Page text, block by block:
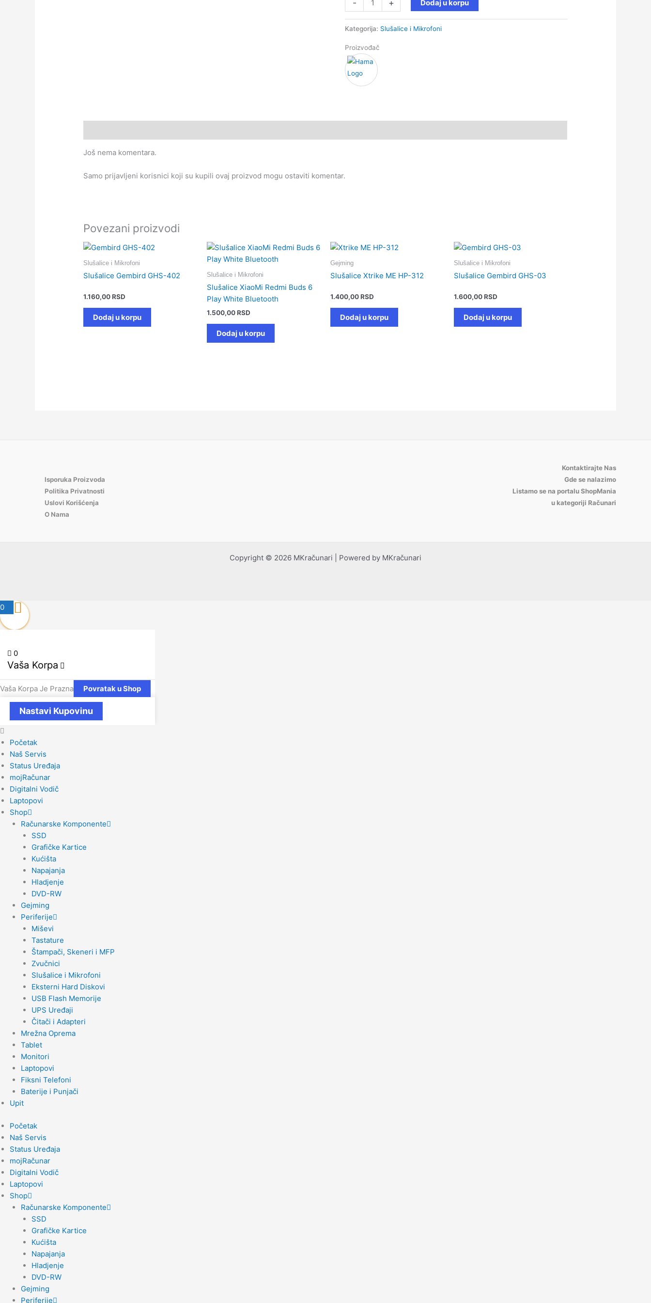
- + Dodaj u korpu
Kategorija: Slušalice i Mikrofoni
Proizvođač
Još nema komentara.
Samo prijavljeni korisnici koji su kupili ovaj proizvod mogu ostaviti komentar.
Povezani proizvodi
Slušalice i Mikrofoni
Slušalice Gembird GHS-402
1.160,00RSD
Dodaj u korpu
Slušalice i Mikrofoni
Slušalice XiaoMi Redmi Buds 6
Play White Bluetooth
1.500,00RSD
Dodaj u korpu
Gejming
Slušalice Xtrike ME HP-312
1.400,00RSD
Dodaj u korpu
Slušalice i Mikrofoni
Slušalice Gembird GHS-03
1.600,00RSD
Dodaj u korpu
Isporuka Proizvoda
Politika Privatnosti
Uslovi Korišćenja
O Nama
Kontaktirajte Nas
Gde se nalazimo
Listamo se na portalu ShopMania
u kategoriji Računari
Copyright © 2026 MKračunari | Powered by MKračunari
0
0
Vaša Korpa
Vaša Korpa Je Prazna Povratak u Shop
Nastavi Kupovinu
Početak
Naš Servis
Status Uređaja
mojRačunar
Digitalni Vodič
Laptopovi
Shop
Računarske Komponente
SSD
Grafičke Kartice
Kućišta
Napajanja
Hladjenje
DVD-RW
Gejming
Periferije
Miševi
Tastature
Štampači, Skeneri i MFP
Zvučnici
Slušalice i Mikrofoni
Eksterni Hard Diskovi
USB Flash Memorije
UPS Uređaji
Čitači i Adapteri
Mrežna Oprema
Tablet
Monitori
Laptopovi
Fiksni Telefoni
Baterije i Punjači
Upit
Početak
Naš Servis
Status Uređaja
mojRačunar
Digitalni Vodič
Laptopovi
Shop
Računarske Komponente
SSD
Grafičke Kartice
Kućišta
Napajanja
Hladjenje
DVD-RW
Gejming
Periferije